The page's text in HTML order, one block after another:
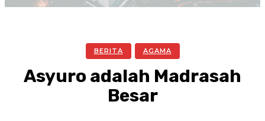
BERITA AGAMA
Asyuro adalah Madrasah
Besar